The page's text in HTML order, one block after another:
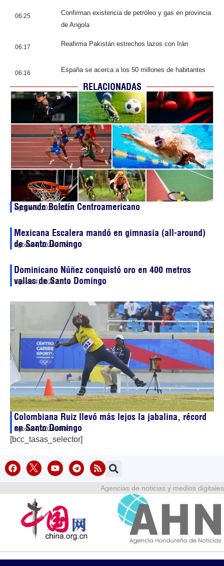
06:25
Confirman existencia de petróleo y gas en provincia
de Angola
06:17 Reafirma Pakistán estrechos lazos con Irán
06:16 España se acerca a los 50 millones de habitantes
RELACIONADAS
Segundo Boletín Centroamericano
agosto 5, 202613:12
Mexicana Escalera mandó en gimnasia (all-around)
de Santo Domingo
agosto 4, 202621:56
Dominicano Núñez conquistó oro en 400 metros
vallas de Santo Domingo
agosto 4, 202621:12
Colombiana Ruiz llevó más lejos la jabalina, récord
en Santo Domingo
agosto 4, 202620:46
[bcc_tasas_selector]
Agencias de noticias y medios digitales